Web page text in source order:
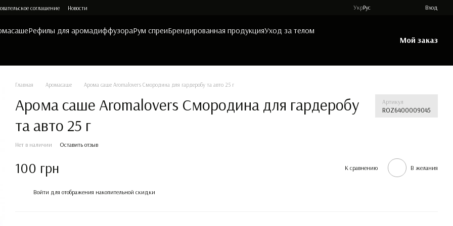
соглашение Новости УкрРус Вход
Рефилы для аромадиффузораРум спреиБрендированная продукцияУход за телом
Мой заказ
Главная Аромасаше Арома саше Aromalovers Смородина для гардеробу та авто 25 г
Арома саше Aromalovers Смородина для гардеробу
та авто 25 г
Артикул
ROZ6400009045
Нет в наличии Оставить отзыв
100 грн К сравнению В желания
Войти для отображения накопительной скидки